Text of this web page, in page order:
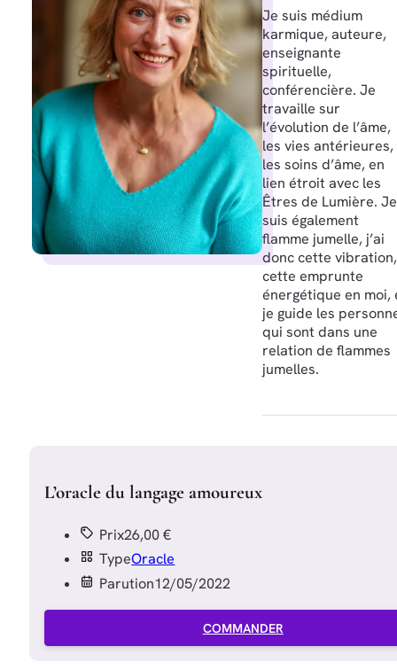
Je suis médium
karmique, auteure,
enseignante
spirituelle,
conférencière. Je
travaille sur
l’évolution de l’âme,
les vies antérieures,
les soins d’âme, en
lien étroit avec les
Êtres de Lumière. Je
suis également
flamme jumelle, j’ai
donc cette vibration,
cette emprunte
énergétique en moi,
je guide les
qui sont dans une
relation de flammes
jumelles.
L’oracle du langage amoureux
Prix26,00 €
TypeOracle
Parution12/05/2022
COMMANDER